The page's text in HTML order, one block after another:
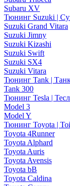
Subaru XV
Тюнинг Suzuki |
Suzuki Grand Vitara
Suzuki Jimny
Suzuki Kizashi
Suzuki Swift
Suzuki SX4
Suzuki Vitara
Тюнинг Tank |
Tank 300
Тюнинг Tesla |
Model 3
Model Y
Тюнинг Toyota |
Toyota 4Runner
Toyota Alphard
Toyota Auris
Toyota Avensis
Toyota bB
Toyota Caldina